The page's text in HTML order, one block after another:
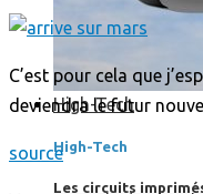
High-Tech
High-Tech
Les circuits
C’est pour cela que
deviendra le futur
source